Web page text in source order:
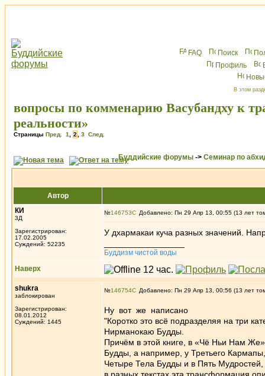
FAQ Поиск
Профиль
В этом
вопросы по комменарию Васубандху к
реальности»
Страницы Пред. 1 2 3 След.
Буддийские форумы -> Семинар по
Автор
КИ
3Д
Зарегистрирован:
17.02.2005
Суждений: 52235
№146753 Добавлено: Пн 29 Апр 13, 00:55 (13 лет
У дхармакаи куча разных значений.
Буддизм чистой воды
Наверх
shukra
заблокирован
Зарегистрирован:
08.01.2012
Суждений: 1445
№146754 Добавлено: Пн 29 Апр 13, 00:56 (13 лет
Ну вот же написано
"Коротко это всё подразделяя на три
Нирманокаю Будды.
Причём в этой книге, в «Чё Ньи Нам
Будды, а например, у Третьего
Четыре Тела Будды и в Пять